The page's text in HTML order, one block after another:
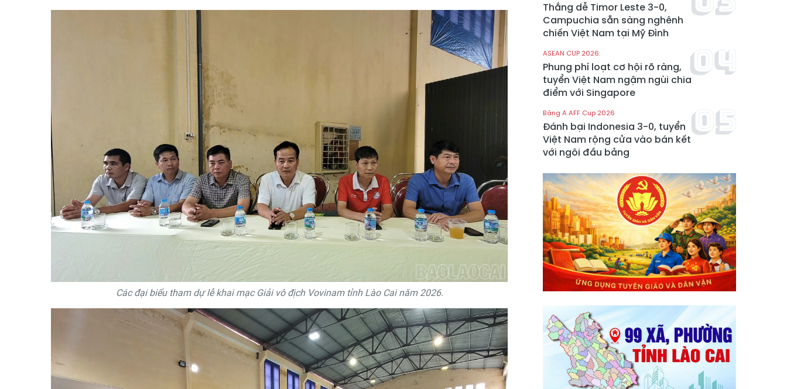
Các đại biểu tham dự lễ khai mạc Giải vô địch Vovinam tỉnh Lào Cai năm 2026.
Thắng dễ Timor Leste 3-0,
Campuchia sẵn sàng nghênh
chiến Việt Nam tại Mỹ Đình
ASEAN CUP 2026:
Phung phí loạt cơ hội rõ ràng,
tuyển Việt Nam ngậm ngùi chia
điểm với Singapore
Bảng A AFF Cup 2026
Đánh bại Indonesia 3-0, tuyển
Việt Nam rộng cửa vào bán kết
với ngôi đầu bảng